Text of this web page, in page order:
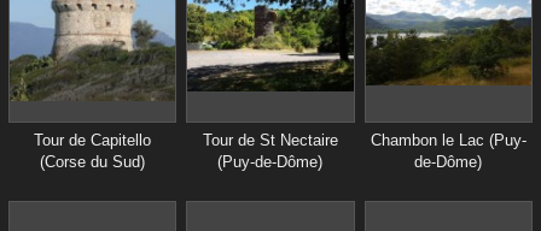
Tour de Capitello
(Corse du Sud)
Tour de St Nectaire
(Puy-de-Dôme)
Chambon le Lac (Puy-
de-Dôme)